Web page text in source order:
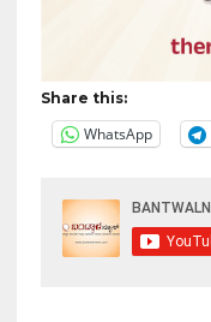
Share this:
WhatsApp